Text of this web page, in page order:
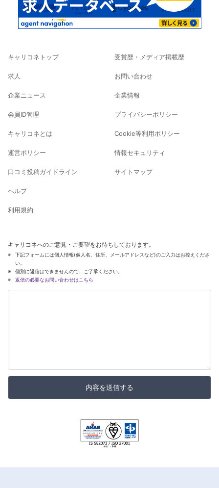
キャリコネトップ
求人
企業ニュース
会員ID管理
キャリコネとは
運営ポリシー
口コミ投稿ガイドライン
ヘルプ
利用規約
受賞歴・メディア掲載歴
お問い合わせ
企業情報
プライバシーポリシー
Cookie等利用ポリシー
情報セキュリティ
サイトマップ
キャリコネへのご意見・ご要望をお待ちしております。
下記フォームには個人情報(個人名、住所、メールアドレスなど)のご入力はお控えくださ
い。
個別に返信はできませんので、ご了承ください。
返信の必要なお問い合わせはこちら
内容を送信する